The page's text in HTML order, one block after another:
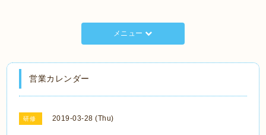
メニュー
営業カレンダー
研修 2019-03-28 (Thu)